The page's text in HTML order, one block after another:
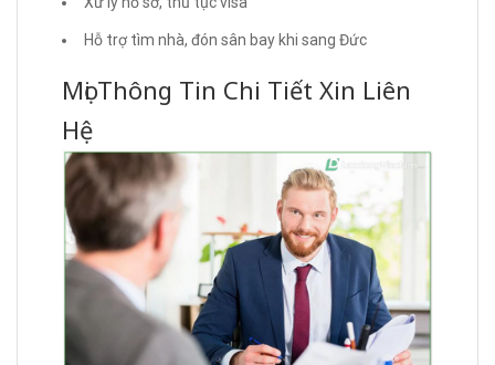
Hỗ trợ tìm nhà, đón sân bay khi sang Đức
Mọi Thông Tin Chi Tiết Xin Liên
Hệ